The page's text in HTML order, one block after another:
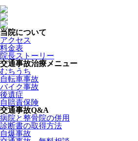
当院について
アクセス
料金表
院長ストーリー
交通事故治療メニュー
むちうち
自転車事故
バイク事故
後遺症
自賠責保険
交通事故Q&A
病院と整骨院の併用
診断書の取得方法
自爆事故